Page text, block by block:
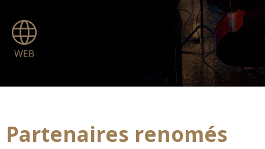
Partenaires renomés